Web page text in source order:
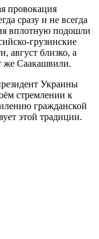
провокация
сразу и не всегда
вплотную подошли
грузинские
август близко, а
же Саакашвили.
Украины
стремлении к
гражданской
этой традиции.